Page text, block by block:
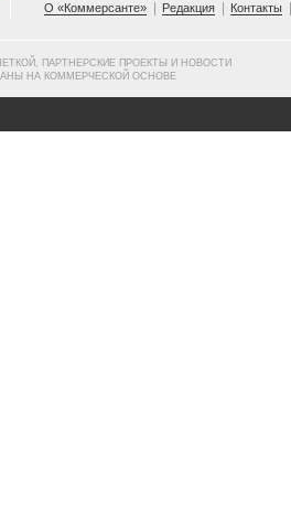
О «Коммерсанте»
Редакция Контакты
ПАРТНЕРСКИЕ ПРОЕКТЫ И НОВОСТИ
НА КОММЕРЧЕСКОЙ ОСНОВЕ